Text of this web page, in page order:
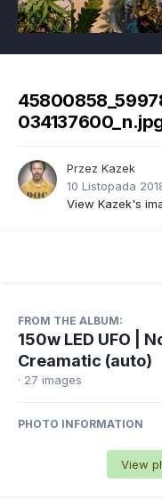
Przez Kazek
10 Listopada
View Kazek's
FROM THE ALBUM:
150w LED UFO |
Creamatic (auto)
· 27 images
PHOTO INFORMATION
View